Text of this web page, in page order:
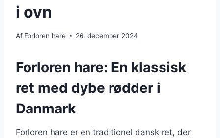
i ovn
Af Forloren hare 26. december 2024
Forloren hare: En klassisk
ret med dybe rødder i
Danmark
Forloren hare er en traditionel dansk ret, der